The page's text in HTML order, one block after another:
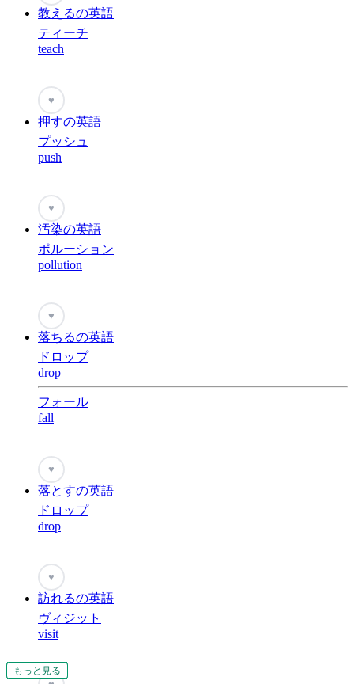
もっと見る
もっと見る
もっと見る
もっと見る
もっと見る
もっと見る
もっと見る
教えるの英語
ティーチ
teach
♥
押すの英語
プッシュ
push
♥
汚染の英語
ポルーション
pollution
♥
落ちるの英語
ドロップ
drop
フォール
fall
♥
落とすの英語
ドロップ
drop
♥
訪れるの英語
ヴィジット
visit
もっと見る
もっと見る
もっと見る
もっと見る
もっと見る
もっと見る
もっと見る
もっと見る
もっと見る
もっと見る
もっと見る
もっと見る
もっと見る
もっと見る
もっと見る
もっと見る
もっと見る
もっと見る
もっと見る
もっと見る
もっと見る
もっと見る
もっと見る
もっと見る
もっと見る
もっと見る
もっと見る
もっと見る
もっと見る
もっと見る
もっと見る
もっと見る
もっと見る
もっと見る
もっと見る
もっと見る
もっと見る
もっと見る
もっと見る
もっと見る